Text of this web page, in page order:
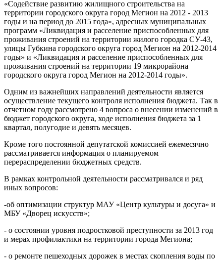
«Содействие развитию жилищного строительства на
территории городского округа город Мегион на 2012 - 2013
годы и на период до 2015 года», адресных муниципальных
программ «Ликвидация и расселение приспособленных для
проживания строений на территории жилого городка СУ-43,
улицы Губкина городского округа город Мегион на 2012-2014
годы» и «Ликвидация и расселение приспособленных для
проживания строений на территории 19 микрорайона
городского округа город Мегион на 2012-2014 годы».
Одним из важнейших направлений деятельности является
осуществление текущего контроля исполнения бюджета. Так в
отчетном году рассмотрено 4 вопроса о внесении изменений в
бюджет городского округа, ходе исполнения бюджета за 1
квартал, полугодие и девять месяцев.
Кроме того постоянной депутатской комиссией ежемесячно
рассматривается информация о планируемом
перераспределении бюджетных средств.
В рамках контрольной деятельности рассматривался и ряд
иных вопросов:
-об оптимизации структур МАУ «Центр культуры и досуга» и
МБУ «Дворец искусств»;
- о состоянии уровня подростковой преступности за 2013 год
и мерах профилактики на территории города Мегиона;
- о ремонте пешеходных дорожек в местах скопления воды по